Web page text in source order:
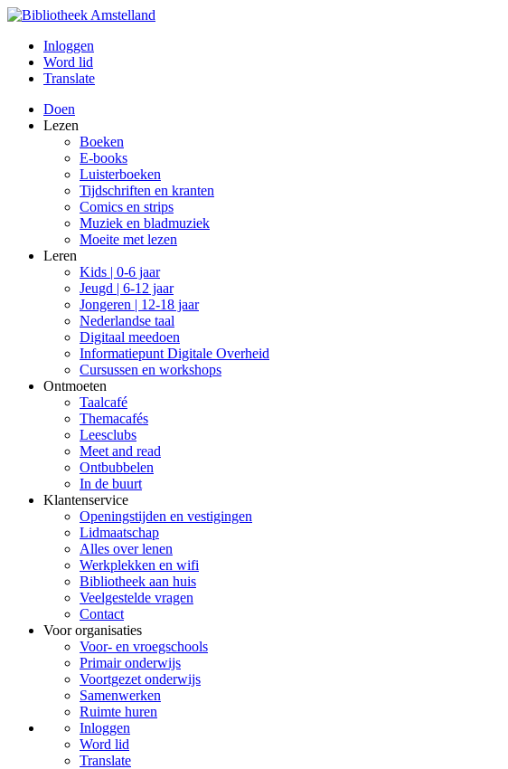
Inloggen
Word lid
Translate
Doen
Lezen
Boeken
E-books
Luisterboeken
Tijdschriften en kranten
Comics en strips
Muziek en bladmuziek
Moeite met lezen
Leren
Kids | 0-6 jaar
Jeugd | 6-12 jaar
Jongeren | 12-18 jaar
Nederlandse taal
Digitaal meedoen
Informatiepunt Digitale Overheid
Cursussen en workshops
Ontmoeten
Taalcafé
Themacafés
Leesclubs
Meet and read
Ontbubbelen
In de buurt
Klantenservice
Openingstijden en vestigingen
Lidmaatschap
Alles over lenen
Werkplekken en wifi
Bibliotheek aan huis
Veelgestelde vragen
Contact
Voor organisaties
Voor- en vroegschools
Primair onderwijs
Voortgezet onderwijs
Samenwerken
Ruimte huren
Inloggen
Word lid
Translate